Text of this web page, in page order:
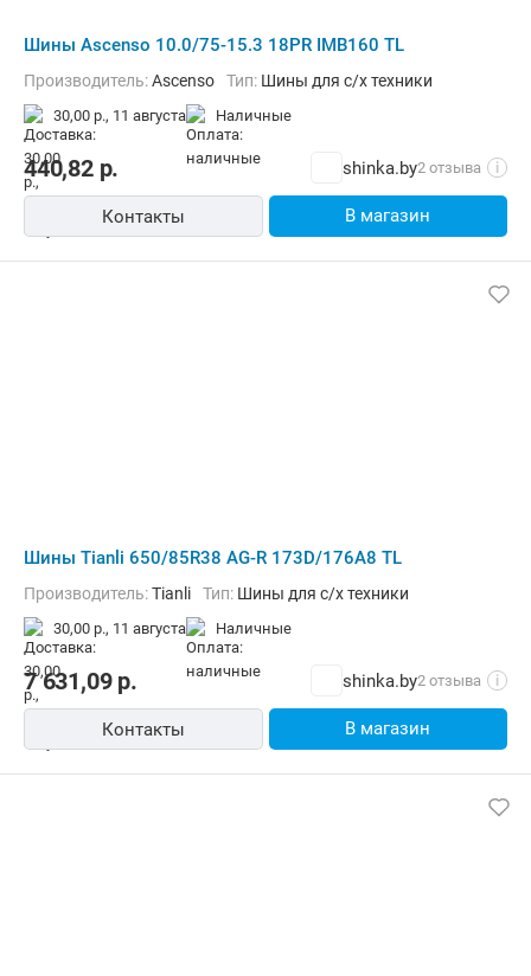
Шины Ascenso 10.0/75-15.3 18PR IMB160 TL
Производитель:Ascenso Тип: Шины для с/х техники
30,00 р., 11 августа наличные
440,82р. shinka.by2 отзыва i
Контакты В магазин
Шины Tianli 650/85R38 AG-R 173D/176A8 TL
Производитель:Tianli Тип: Шины для с/х техники
30,00 р., 11 августа наличные
7 631,09р. shinka.by2 отзыва i
Контакты В магазин